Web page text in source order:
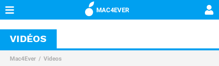
MAC4EVER
VIDÉOS
Mac4Ever Videos